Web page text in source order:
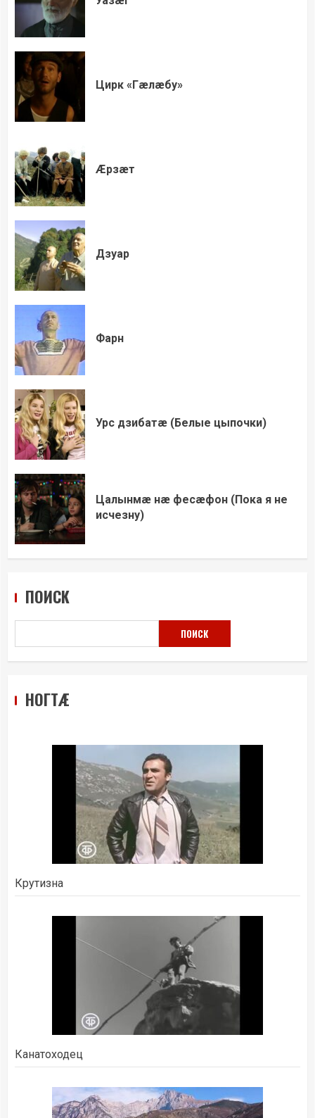
Цирк «Гæлæбу»
Æрзæт
Дзуар
Фарн
Урс дзибатæ (Белые цыпочки)
Цалынмæ нæ фесæфон (Пока я не
исчезну)
ПОИСК
ПОИСК
НОГТÆ
Крутизна
Канатоходец